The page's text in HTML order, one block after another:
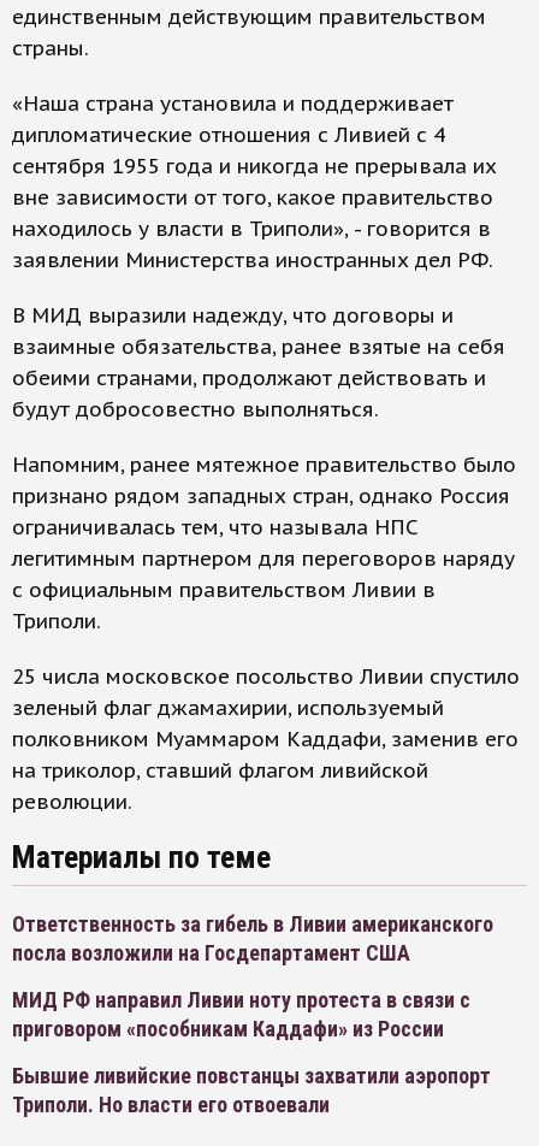
единственным действующим правительством
страны.
«Наша страна установила и поддерживает
дипломатические отношения с Ливией с 4
сентября 1955 года и никогда не прерывала их
вне зависимости от того, какое правительство
находилось у власти в Триполи», - говорится в
заявлении Министерства иностранных дел РФ.
В МИД выразили надежду, что договоры и
взаимные обязательства, ранее взятые на себя
обеими странами, продолжают действовать и
будут добросовестно выполняться.
Напомним, ранее мятежное правительство было
признано рядом западных стран, однако Россия
ограничивалась тем, что называла НПС
легитимным партнером для переговоров наряду
с официальным правительством Ливии в
Триполи.
25 числа московское посольство Ливии спустило
зеленый флаг джамахирии, используемый
полковником Муаммаром Каддафи, заменив его
на триколор, ставший флагом ливийской
революции.
Материалы по теме
Ответственность за гибель в Ливии американского
посла возложили на Госдепартамент США
МИД РФ направил Ливии ноту протеста в связи с
приговором «пособникам Каддафи» из России
Бывшие ливийские повстанцы захватили аэропорт
Триполи. Но власти его отвоевали